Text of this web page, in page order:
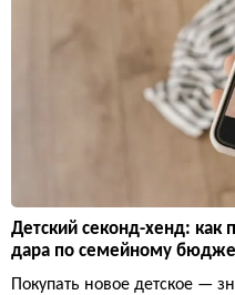
Детский секонд-хенд: как
дара по семейному
Покупать новое детское —